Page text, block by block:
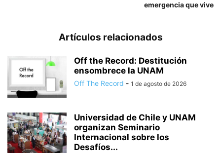
emergencia que vive
Artículos relacionados
Off the Record: Destitución
ensombrece la UNAM
Off The Record - 1 de agosto de 2026
Universidad de Chile y UNAM
organizan Seminario
Internacional sobre los
Desafíos...